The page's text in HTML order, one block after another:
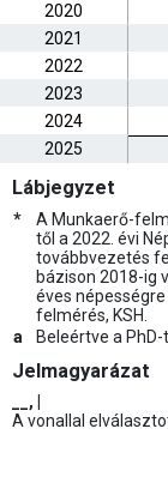
2020
2021
2022
2023
2024
2025
Lábjegyzet
*
A Munkaerő-
től a 2022. évi
továbbvezetés
bázison 2018-ig
éves
felmérés, KSH.
a
Beleértve a PhD-t
Jelmagyarázat
__, |
A vonallal